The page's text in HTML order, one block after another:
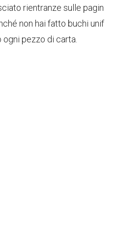
rientranze sulle pagin
non hai fatto buchi unif
pezzo di carta.